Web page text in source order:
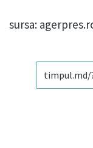
sursa: